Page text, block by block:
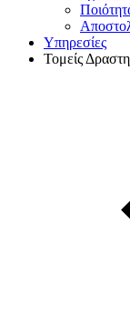
Υπηρεσίες
Τομείς